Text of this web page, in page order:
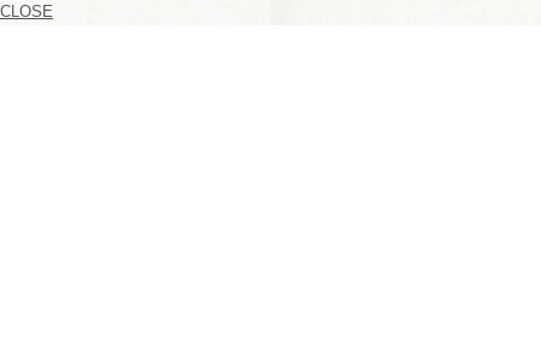
CLOSE